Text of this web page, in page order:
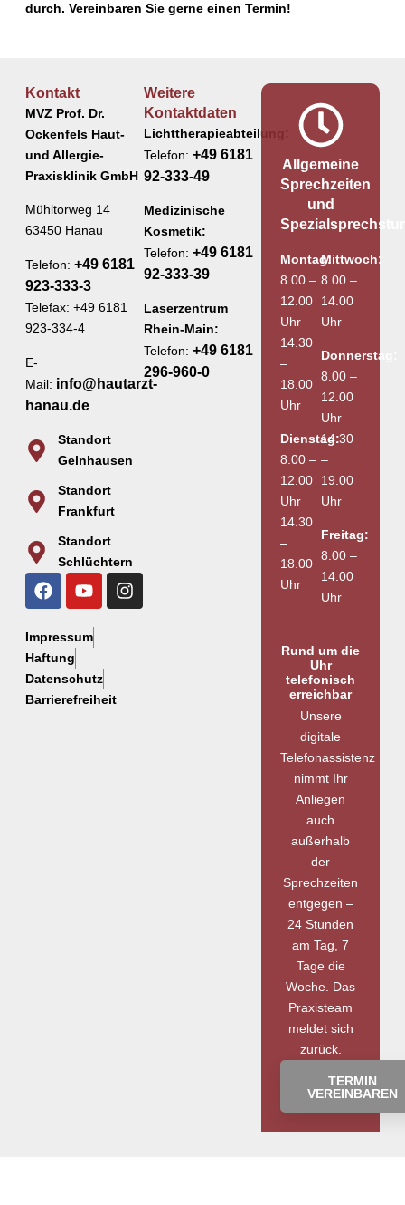
durch. Vereinbaren Sie gerne einen Termin!
Kontakt
MVZ Prof. Dr.
Ockenfels Haut-
und Allergie-
Praxisklinik GmbH
Mühltorweg 14
63450 Hanau
Telefon: +49 6181
923-333-3
Telefax: +49 6181
923-334-4
E-
Mail: info@hautarzt-
hanau.de
Standort
Gelnhausen
Standort
Frankfurt
Standort
Schlüchtern
Impressum
Haftung
Datenschutz
Barrierefreiheit
Weitere
Kontaktdaten
Lichttherapieabteilung:
Telefon: +49 6181
92-333-49
Medizinische
Kosmetik:
Telefon: +49 6181
92-333-39
Laserzentrum
Rhein-Main:
Telefon: +49 6181
296-960-0
Allgemeine
Sprechzeiten
und
Montag:
8.00 –
12.00
Uhr
14.30
–
18.00
Uhr
Dienstag:
8.00 –
12.00
Uhr
14.30
–
18.00
Uhr
Mittwoch:
8.00 –
14.00
Uhr
Donnerstag:
8.00 –
12.00
Uhr
14.30
–
19.00
Uhr
Freitag:
8.00 –
14.00
Uhr
Rund um die
Uhr
telefonisch
erreichbar
Unsere
digitale
Telefonassistenz
nimmt Ihr
Anliegen
auch
außerhalb
der
Sprechzeiten
entgegen –
24 Stunden
am Tag, 7
Tage die
Woche. Das
Praxisteam
meldet sich
zurück.
TERMIN
VEREINBAREN